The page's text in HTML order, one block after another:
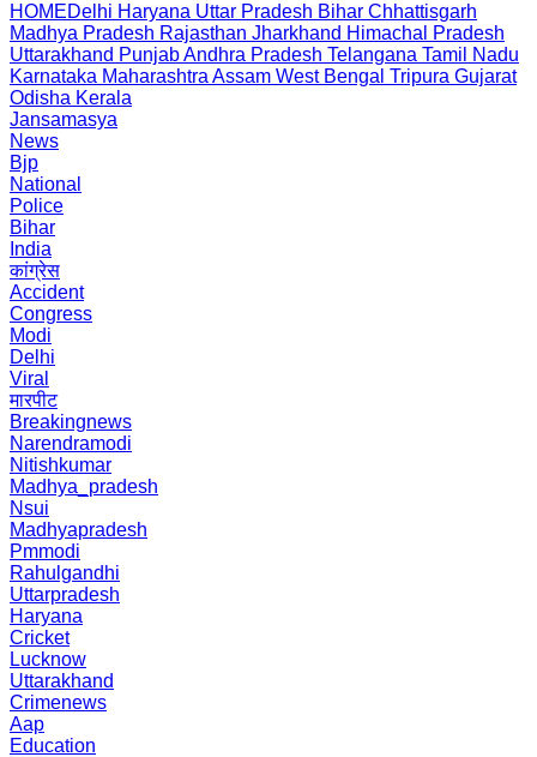
HOMEDelhi Haryana Uttar Pradesh Bihar Chhattisgarh
Madhya Pradesh Rajasthan Jharkhand Himachal Pradesh
Uttarakhand PunjabAndhra Pradesh Telangana Tamil Nadu
Karnataka Maharashtra Assam West Bengal Tripura Gujarat
Odisha Kerala
Jansamasya
News
Bjp
National
Police
Bihar
India
कांग्रेस
Accident
Congress
Modi
Delhi
Viral
मारपीट
Breakingnews
Narendramodi
Nitishkumar
Madhya_pradesh
Nsui
Madhyapradesh
Pmmodi
Rahulgandhi
Uttarpradesh
Haryana
Cricket
Lucknow
Uttarakhand
Crimenews
Aap
Education